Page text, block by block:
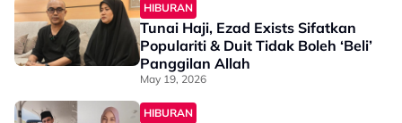
HIBURAN
Tunai Haji, Ezad Exists Sifatkan
Populariti & Duit Tidak Boleh ‘Beli’
Panggilan Allah
May 19, 2026
HIBURAN